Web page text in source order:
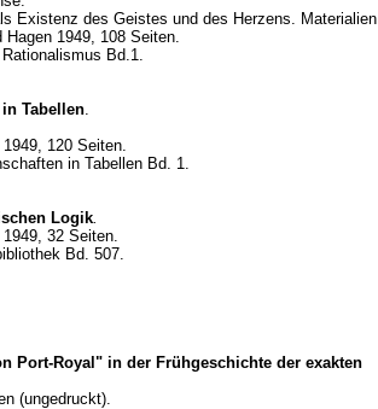
Existenz des Geistes und des Herzens.
1949, 108 Seiten.
Bd.1.
Tabellen.
120 Seiten.
in Tabellen Bd. 1.
Logik.
32 Seiten.
Bd. 507.
Port-Royal" in der Frühgeschichte der exakten
(ungedruckt).